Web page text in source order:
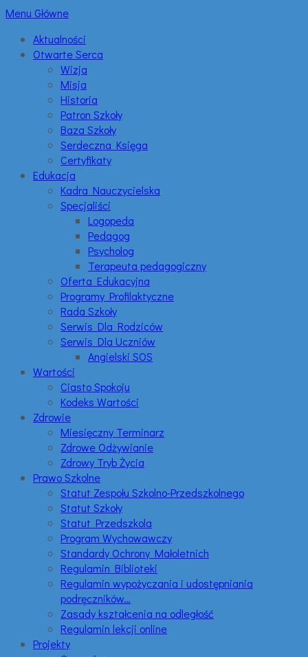
Menu Główne
Aktualności
Otwarte Serca
Wizja
Misja
Historia
Patron Szkoły
Baza Szkoły
Serdeczna Księga
Certyfikaty
Edukacja
Kadra Nauczycielska
Specjaliści
Logopeda
Pedagog
Psycholog
Terapeuta pedagogiczny
Oferta Edukacyjna
Programy Profilaktyczne
Rada Szkoły
Serwis Dla Rodziców
Serwis Dla Uczniów
Angielski SOS
Wartości
Ciasto Spokoju
Kodeks Wartości
Zdrowie
Miesięczny Terminarz
Zdrowe Odżywianie
Zdrowy Tryb Życia
Prawo Szkolne
Statut Zespołu Szkolno-Przedszkolnego
Statut Szkoły
Statut Przedszkola
Program Wychowawczy
Standardy Ochrony Małoletnich
Regulamin Biblioteki
Regulamin wypożyczania i udostępniania
podręczników…
Zasady kształcenia na odległość
Regulamin lekcji online
Projekty